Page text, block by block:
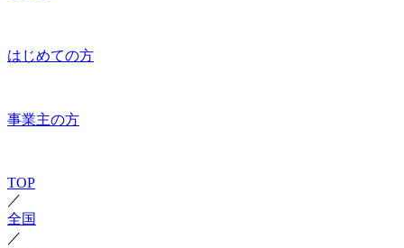
はじめての方
事業主の方
TOP
／
全国
／